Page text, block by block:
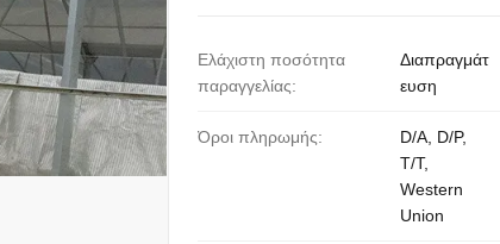
Ελάχιστη ποσότητα
παραγγελίας:
Διαπραγμάτ
ευση
Όροι πληρωμής:
D/A, D/P,
T/T,
Western
Union